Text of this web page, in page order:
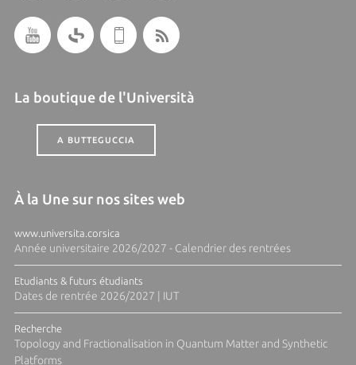
La boutique de l'Università
A BUTTEGUCCIA
À la Une sur nos sites web
www.universita.corsica
Année universitaire 2026/2027 - Calendrier des rentrées
Etudiants & futurs étudiants
Dates de rentrée 2026/2027 | IUT
Recherche
Topology and Fractionalisation in Quantum Matter and Synthetic
Platforms